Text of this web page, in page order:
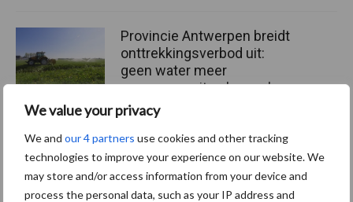
We value your privacy
We and our 4 partners use cookies and other tracking
technologies to improve your experience on our website. We
may store and/or access information from your device and
process the personal data, such as your IP address and
Provincie Antwerpen breidt
onttrekkingsverbod uit:
geen water meer
oppompen uit onbevaarbare
waterlopen
Meer lezen over: